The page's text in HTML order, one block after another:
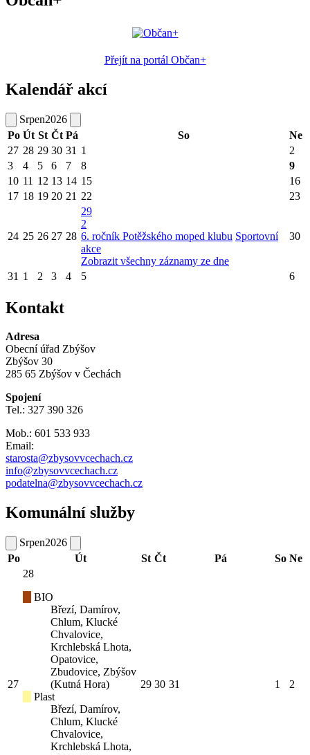
Přejít na portál Občan+
Kalendář akcí
Srpen2026
Po Út St Čt Pá So
Ne
27 28 29 30 31 1
2
3
4 5 6 7 8
9
10 11 12 13 14 15
16
17 18 19 20 21 22 23
24 25 26 27 28
29
2
6. ročník Potěžského moped klubu Sportovní
akce
Zobrazit všechny záznamy ze dne
30
31 1 2 3 4 5 6
Kontakt
Adresa
Obecní úřad Zbýšov
Zbýšov 30
285 65 Zbýšov v Čechách
Spojení
Tel.: 327 390 326
Mob.: 601 533 933
Email:
starosta@zbysovvcechach.cz
info@zbysovvcechach.cz
podatelna@zbysovvcechach.cz
Komunální služby
Srpen2026
Po
Út St Čt Pá So Ne
27
28
BIO
Březí, Damírov,
Chlum, Klucké
Chvalovice,
Krchlebská Lhota,
Opatovice,
Zbudovice, Zbýšov
(Kutná Hora)
Plast
Březí, Damírov,
Chlum, Klucké
Chvalovice,
Krchlebská Lhota,
29 30 31 1 2